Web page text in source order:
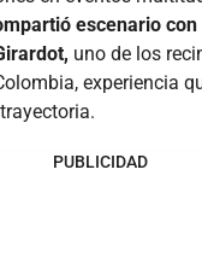
escenario con
uno de los
experiencia
PUBLICIDAD